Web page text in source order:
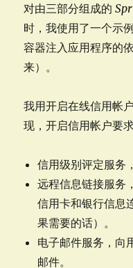
对由三部分组成的
时，我使用了一个示
容器注入应用程序的
来）。
我用开启在线信用帐
现，开启信用帐户要
信用级别评定服务
远程信息链接服务
信用卡和银行信息
果需要的话）。
电子邮件服务，向
邮件。